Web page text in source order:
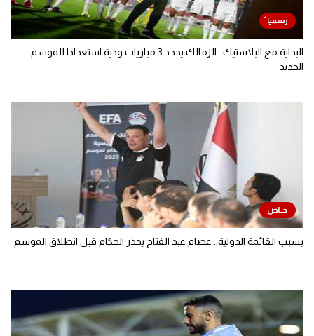
البداية مع البلاستيك.. الزمالك يحدد 3 مباريات ودية استعدادا للموسم
الجديد
بسبب القائمة الدولية.. عصام عبد الفتاح يحذر الحكام قبل انطلاق الموسم